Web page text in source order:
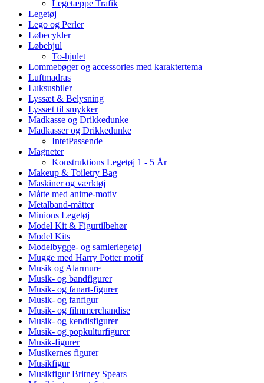
Legetæppe Trafik
Legetøj
Lego og Perler
Løbecykler
Løbehjul
To-hjulet
Lommebøger og accessories med karaktertema
Luftmadras
Luksusbiler
Lyssæt & Belysning
Lyssæt til smykker
Madkasse og Drikkedunke
Madkasser og Drikkedunke
IntetPassende
Magneter
Konstruktions Legetøj 1 - 5 År
Makeup & Toiletry Bag
Maskiner og værktøj
Måtte med anime-motiv
Metalband-måtter
Minions Legetøj
Model Kit & Figurtilbehør
Model Kits
Modelbygge- og samlerlegetøj
Mugge med Harry Potter motif
Musik og Alarmure
Musik- og bandfigurer
Musik- og fanart-figurer
Musik- og fanfigur
Musik- og filmmerchandise
Musik- og kendisfigurer
Musik- og popkulturfigurer
Musik-figurer
Musikernes figurer
Musikfigur
Musikfigur Britney Spears